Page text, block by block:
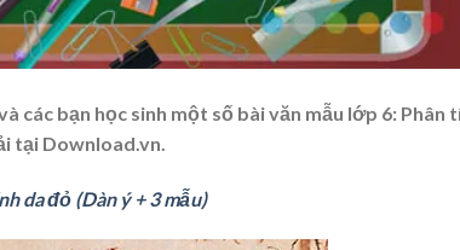
các bạn học sinh một số bài văn mẫu lớp 6: Phân
tại Download.vn.
da đỏ (Dàn ý + 3 mẫu)